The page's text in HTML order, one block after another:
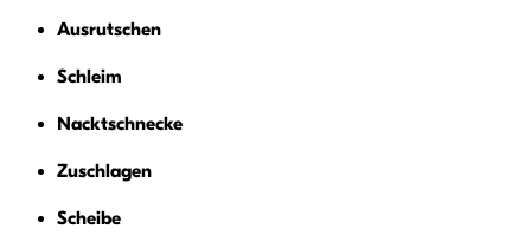
Ausrutschen
Schleim
Nacktschnecke
Zuschlagen
Scheibe